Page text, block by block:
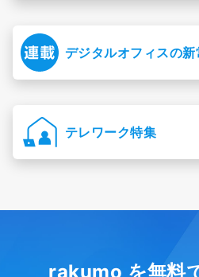
デジタルオフィスの新
テレワーク特集
rakumo を無料